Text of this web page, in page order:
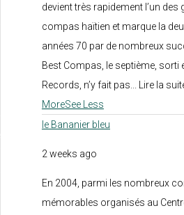
devient très rapidement l’un
compas haïtien et marque la
années 70 par de nombreux
Best Compas, le septième, sorti
Records, n’y fait pas... Lire la
MoreSee Less
le Bananier bleu
2 weeks ago
En 2004, parmi les nombreux
mémorables organisés au